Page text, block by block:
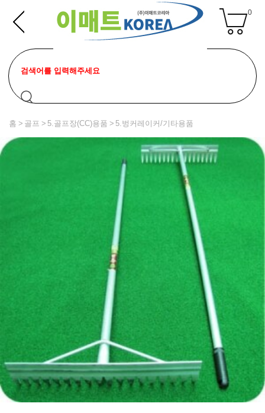
0
홈 골프 5.골프장(CC)용품 5.벙커레이커/기타용품